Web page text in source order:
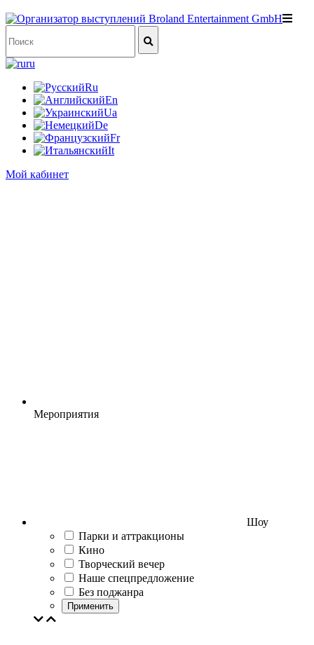
ru
Ru
En
Ua
De
Fr
It
Мой кабинет
Мероприятия
Шоу
Парки и аттракционы
Кино
Творческий вечер
Наше спецпредложение
Без поджанра
Применить